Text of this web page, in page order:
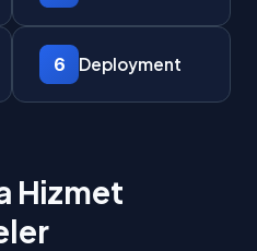
6 Deployment
Hizmet